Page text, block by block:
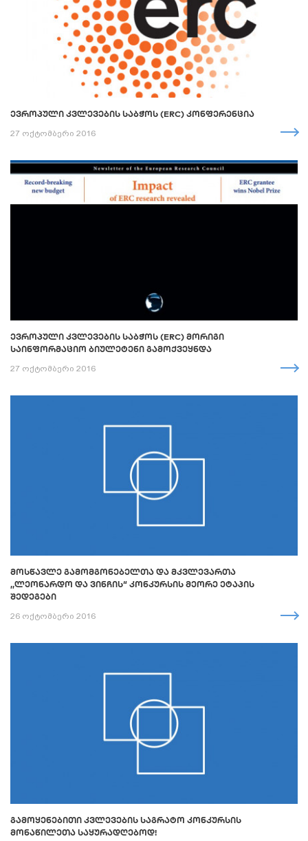
ᲔᲕᲠᲝᲞᲣᲚᲘ ᲙᲕᲚᲔᲕᲔᲑᲘᲡ ᲡᲐᲑᲭᲝᲡ (ERC) ᲙᲝᲜᲤᲔᲠᲔᲜᲪᲘᲐ
27 ოქტომბერი 2016
ᲔᲕᲠᲝᲞᲣᲚᲘ ᲙᲕᲚᲔᲕᲔᲑᲘᲡ ᲡᲐᲑᲭᲝᲡ (ERC) ᲛᲝᲠᲘᲒᲘ
ᲡᲐᲘᲜᲤᲝᲠᲛᲐᲪᲘᲝ ᲑᲘᲣᲚᲔᲢᲔᲜᲘ ᲒᲐᲛᲝᲥᲕᲔᲧᲜᲓᲐ
27 ოქტომბერი 2016
ᲛᲝᲡᲬᲐᲕᲚᲔ ᲒᲐᲛᲝᲛᲒᲝᲜᲔᲑᲔᲚᲗᲐ ᲓᲐ ᲛᲙᲕᲚᲔᲕᲐᲠᲗᲐ
,,ᲚᲔᲝᲜᲐᲠᲓᲝ ᲓᲐ ᲕᲘᲜᲩᲘᲡ“ ᲙᲝᲜᲙᲣᲠᲡᲘᲡ ᲛᲔᲝᲠᲔ ᲔᲢᲐᲞᲘᲡ
ᲨᲔᲓᲔᲒᲔᲑᲘ
26 ოქტომბერი 2016
ᲒᲐᲛᲝᲧᲔᲜᲔᲑᲘᲗᲘ ᲙᲕᲚᲔᲕᲔᲑᲘᲡ ᲡᲐᲒᲠᲐᲢᲝ ᲙᲝᲜᲙᲣᲠᲡᲘᲡ
ᲛᲝᲜᲐᲬᲘᲚᲔᲗᲐ ᲡᲐᲧᲣᲠᲐᲓᲦᲔᲑᲝᲓ!